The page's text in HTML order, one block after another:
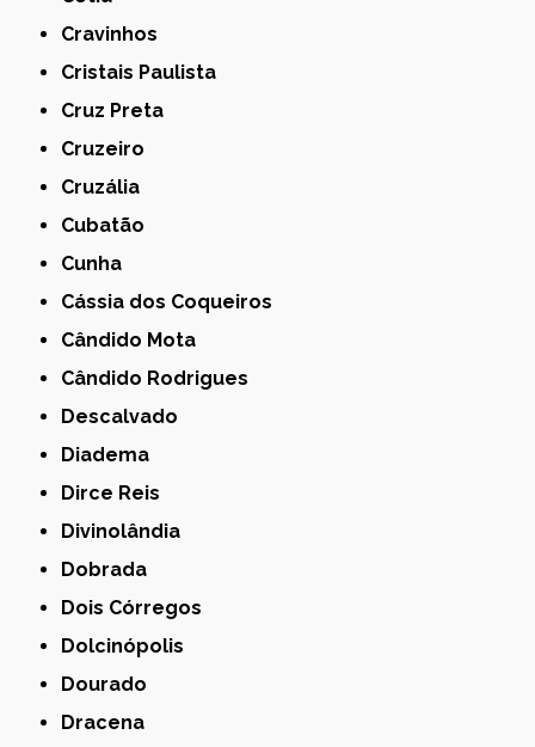
Cravinhos
Cristais Paulista
Cruz Preta
Cruzeiro
Cruzália
Cubatão
Cunha
Cássia dos Coqueiros
Cândido Mota
Cândido Rodrigues
Descalvado
Diadema
Dirce Reis
Divinolândia
Dobrada
Dois Córregos
Dolcinópolis
Dourado
Dracena